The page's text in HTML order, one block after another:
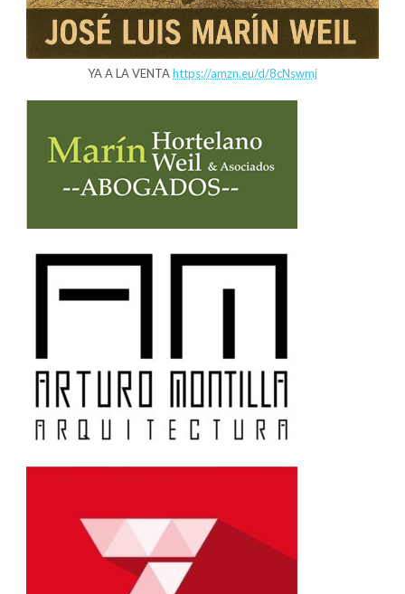
YA A LA VENTAhttps://amzn.eu/d/8cNswmj